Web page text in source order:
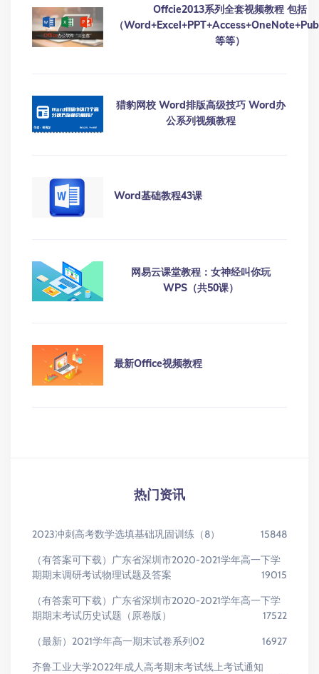
Offcie2013系列全套视频教程 包括
（
等等）
猎豹网校 Word排版高级技巧 Word办
公系列视频教程
Word基础教程43课
网易云课堂教程：女神经叫你玩
WPS（共50课）
最新Office视频教程
热门资讯
2023冲刺高考数学选填基础巩固训练（8）
15848
（有答案可下载）广东省深圳市2020-2021学年高一下学
期期末调研考试物理试题及答案
19015
（有答案可下载）广东省深圳市2020-2021学年高一下学
期期末考试历史试题（原卷版）
17522
（最新）2021学年高一期末试卷系列02
16927
齐鲁工业大学2022年成人高考期末考试线上考试通知